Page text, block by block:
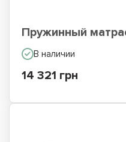
Пружинный
В наличии
14 321 грн